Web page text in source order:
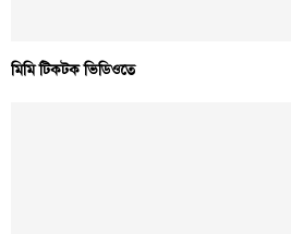
মিমি টিকটক ভিডিওতে